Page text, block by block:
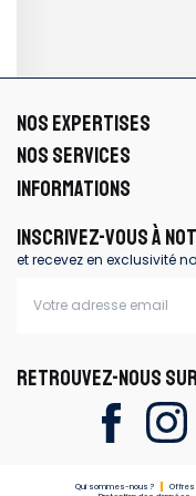
NOS EXPERTISES
NOS SERVICES
INFORMATIONS
INSCRIVEZ-VOUS À
et recevez en exclusivité
RETROUVEZ-NOUS
Qui sommes-nous ? Offres